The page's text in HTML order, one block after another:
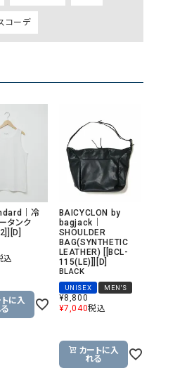
)
トルキャレ ）
LAURA DI MAGGIO（ロー
ッドトゥエンティ
le camouflage tribe（ル
トライブ）
Lallia Mu（ラリア ムー）
mizuiro ind（ミズイロ イン
ンド）
クス）
NATURAL LAUNDRY（ナチ
リー）
）
ORDINARY FITS（オーディ
ツ）
ロー） Osmosis（オズモシス）
ロー）
PUMA（プーマ）
コーデ
｜冷
タンク
込
に入
BAICYCLON by
bagjack｜
SHOULDER
BAG(SYNTHETIC
LEATHER) [[BCL-
115(LE)]][D]
BLACK
UNISEX MEN'S
¥8,800
¥7,040税込
カートに入
れる